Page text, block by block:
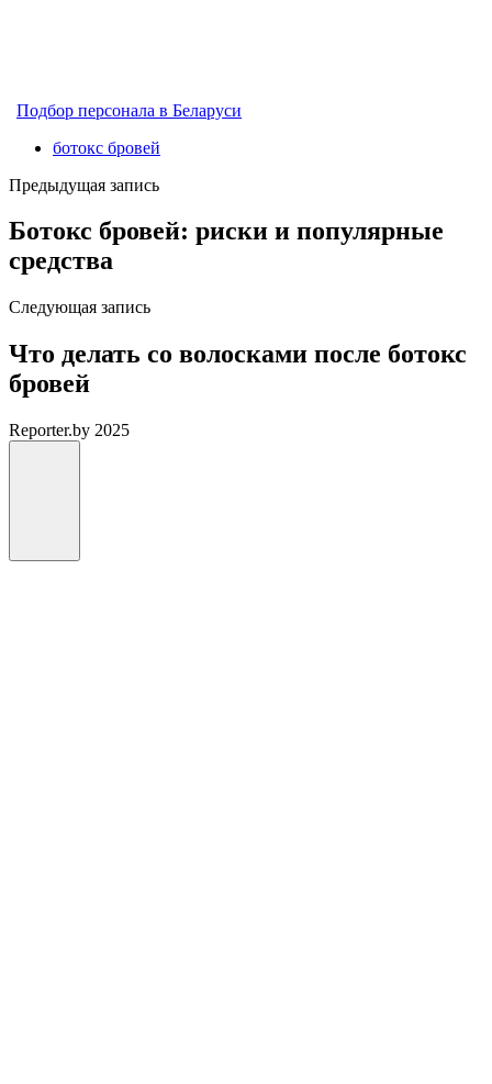
Подбор персонала в Беларуси
ботокс бровей
Предыдущая запись
Ботокс бровей: риски и популярные
средства
Следующая запись
Что делать со волосками после ботокс
бровей
Reporter.by 2025